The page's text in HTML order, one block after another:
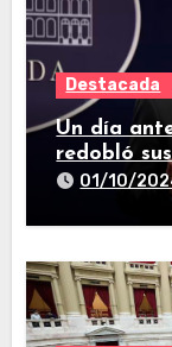
Destacada
Un día
redobló
nacionales
01/10/